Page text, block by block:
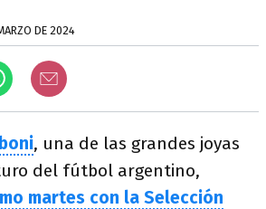
DE 2024
, una de las grandes joyas
del fútbol argentino,
martes con la Selección